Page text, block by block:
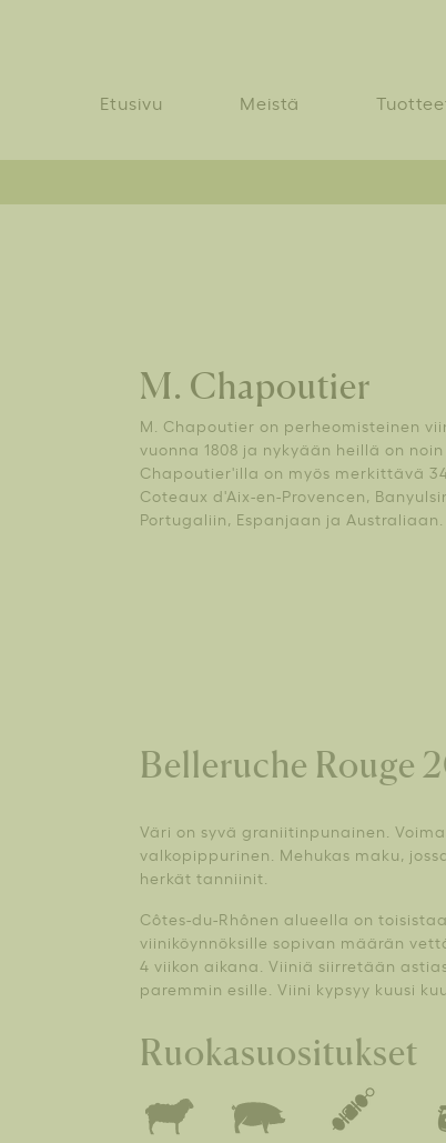
Etusivu Meistä
M. Chapoutier
M. Chapoutier on perheomisteinen
vuonna 1808 ja nykyään heillä on
Chapoutier'illa on myös merkittävä
Coteaux d'Aix-en-Provencen,
Portugaliin, Espanjaan ja Australiaan.
Belleruche Rouge
Väri on syvä graniitinpunainen.
valkopippurinen. Mehukas maku,
herkät tanniinit.
Côtes-du-Rhônen alueella on
viiniköynnöksille sopivan määrän
4 viikon aikana. Viiniä siirretään
paremmin esille. Viini kypsyy kuusi
Ruokasuositukset